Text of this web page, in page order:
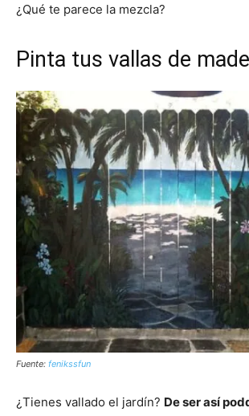
¿Qué te parece la mezcla?
Pinta tus vallas de
Fuente: fenikssfun
¿Tienes vallado el jardín? De ser así